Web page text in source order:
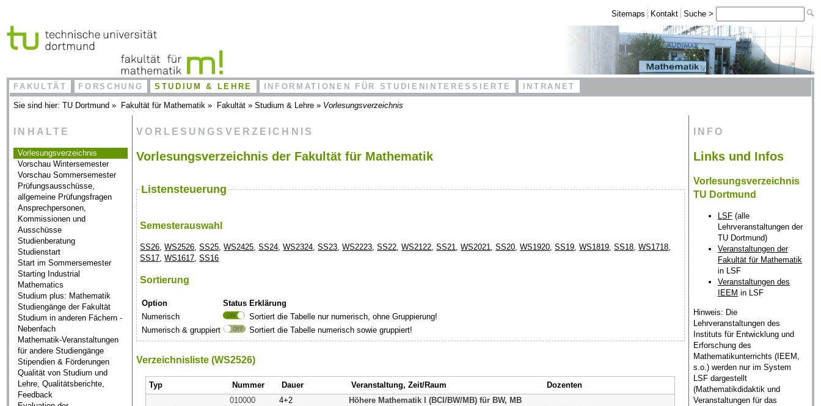
Sitemaps Kontakt Suche >
FAKULTÄT FORSCHUNG STUDIUM & LEHRE INFORMATIONEN FÜR STUDIENINTERESSIERTE INTRANET
Sie sind hier:TU Dortmund » Fakultät für Mathematik » Fakultät »Studium & Lehre » Vorlesungsverzeichnis
INHALTE
Vorlesungsverzeichnis
Vorschau Wintersemester
Vorschau Sommersemester
Prüfungsausschüsse,
allgemeine Prüfungsfragen
Ansprechpersonen,
Kommissionen und
Ausschüsse
Studienberatung
Studienstart
Start im Sommersemester
Starting Industrial
Mathematics
Studium plus: Mathematik
Studiengänge der Fakultät
Studium in anderen Fächern -
Nebenfach
Mathematik-Veranstaltungen
für andere Studiengänge
Stipendien & Förderungen
Qualität von Studium und
Lehre, Qualitätsberichte,
Feedback
VORLESUNGSVERZEICHNIS
Vorlesungsverzeichnis der Fakultät für Mathematik
Listensteuerung
Semesterauswahl
SS26,WS2526,SS25,WS2425,SS24,WS2324,SS23,WS2223,SS22,WS2122,SS21,WS2021,SS20,WS1920,SS19,WS1819,SS18,WS1718,
SS17,WS1617,SS16
Sortierung
Option Status Erklärung
Numerisch
Sortiert die Tabelle nur numerisch, ohne Gruppierung!
Numerisch & gruppiert
Sortiert die Tabelle numerisch sowie gruppiert!
Verzeichnisliste (WS2526)
Typ Nummer Dauer Veranstaltung, Zeit/Raum
Dozenten
010000
4+2
Höhere Mathematik I (BCI/BW/MB) für BW, MB
INFO
Links und Infos
Vorlesungsverzeichnis
TU Dortmund
LSF(alle
Lehrveranstaltungen der
TU Dortmund)
Veranstaltungen der
Fakultät für Mathematik
in LSF
Veranstaltungen des
IEEM in LSF
Hinweis: Die
Lehrveranstaltungen des
Instituts für Entwicklung und
Erforschung des
Mathematikunterrichts (IEEM,
s.o.) werden nur im System
LSF dargestellt
(Mathematikdidaktik und
Veranstaltungen für das